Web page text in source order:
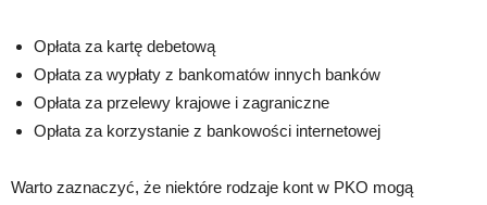
Opłata za kartę debetową
Opłata za wypłaty z bankomatów innych banków
Opłata za przelewy krajowe i zagraniczne
Opłata za korzystanie z bankowości internetowej
Warto zaznaczyć, że niektóre rodzaje kont w PKO mogą